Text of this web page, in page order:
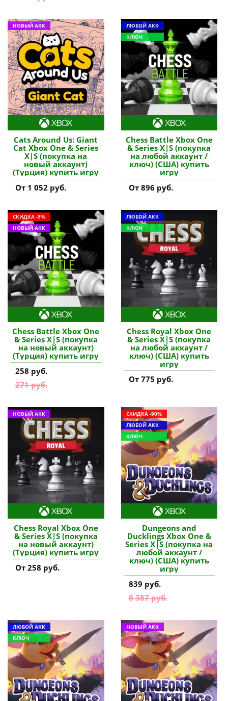
НОВЫЙ АКК
Cats Around Us: Giant
Cat Xbox One & Series
X|S (покупка на
новый аккаунт)
(Турция) купить игру
От 1 052 руб.
ЛЮБОЙ АКК
КЛЮЧ
Chess Battle Xbox One
& Series X|S (покупка
на любой аккаунт /
ключ) (США) купить
игру
От 896 руб.
СКИДКА -5%
НОВЫЙ АКК
Chess Battle Xbox One
& Series X|S (покупка
на новый аккаунт)
(Турция) купить игру
258 руб.
271 руб.
ЛЮБОЙ АКК
КЛЮЧ
Chess Royal Xbox One
& Series X|S (покупка
на любой аккаунт /
ключ) (США) купить
игру
От 775 руб.
НОВЫЙ АКК
Chess Royal Xbox One
& Series X|S (покупка
на новый аккаунт)
(Турция) купить игру
От 258 руб.
СКИДКА -90%
ЛЮБОЙ АКК
КЛЮЧ
Dungeons and
Ducklings Xbox One &
Series X|S (покупка на
любой аккаунт /
ключ) (США) купить
игру
839 руб.
8 387 руб.
ЛЮБОЙ АКК
КЛЮЧ
НОВЫЙ АКК